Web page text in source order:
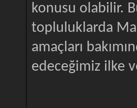
konusu olabilir.
topluluklarda
amaçları
edeceğimiz ilke